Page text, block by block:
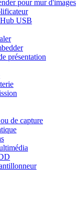
pour mur d'images
USB
présentation
de capture